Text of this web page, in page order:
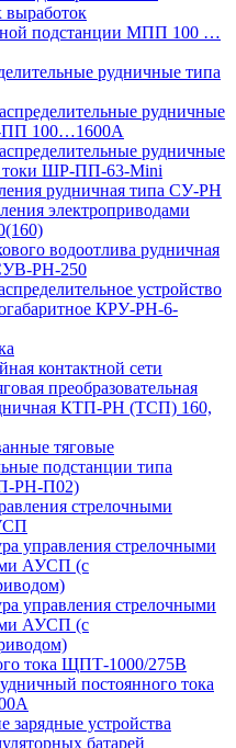
выработок
подстанции МПП 100 …
рудничные типа
рудничные
100…1600А
рудничные
токи ШР-ПП-63-Mini
рудничная типа СУ-РН
электроприводами
водоотлива рудничная
РН-250
устройство
КРУ-РН-6-
контактной сети
преобразовательная
КТП-РН (ТСП) 160,
тяговые
подстанции типа
РН-П02)
стрелочными
управления стрелочными
АУСП (с
управления стрелочными
АУСП (с
тока ЩПТ-1000/275В
постоянного тока
зарядные устройства
батарей